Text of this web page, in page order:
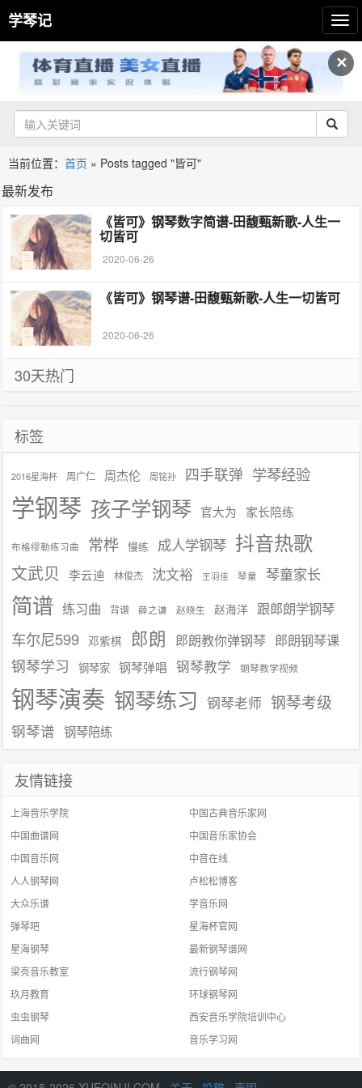
✕
学琴记
当前位置： 首页 » Posts tagged "皆可"
最新发布
《皆可》钢琴数字简谱-田馥甄新歌-人生一
切皆可
2020-06-26
《皆可》钢琴谱-田馥甄新歌-人生一切皆可
2020-06-26
30天热门
标签
2016星海杯 周广仁 周杰伦 周铭孙 四手联弹 学琴经验
学钢琴 孩子学钢琴 官大为 家长陪练
布格缪勒练习曲 常桦 慢练 成人学钢琴 抖音热歌
文武贝 李云迪 林俊杰 沈文裕 王羽佳 琴童 琴童家长
简谱 练习曲 背谱 薛之谦 赵晓生 赵海洋 跟郎朗学钢琴
车尔尼599 邓紫棋 郎朗 郎朗教你弹钢琴 郎朗钢琴课
钢琴学习 钢琴家 钢琴弹唱 钢琴教学 钢琴教学视频
钢琴演奏 钢琴练习 钢琴老师 钢琴考级
钢琴谱 钢琴陪练
友情链接
上海音乐学院
中国古典音乐家网
中国曲谱网
中国音乐家协会
中国音乐网
中音在线
人人钢琴网
卢松松博客
大众乐谱
学音乐网
弹琴吧
星海杯官网
星海钢琴
最新钢琴谱网
梁亮音乐教室
流行钢琴网
玖月教育
环球钢琴网
虫虫钢琴
西安音乐学院培训中心
词曲网
音乐学习网